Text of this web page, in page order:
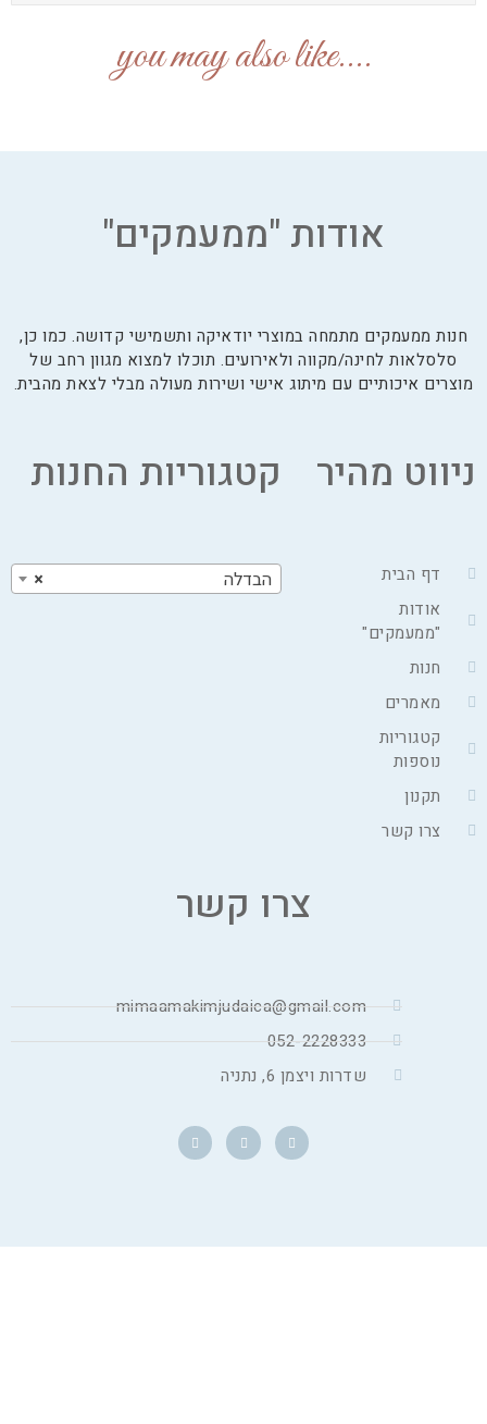
....you may also like
אודות "ממעמקים"
חנות ממעמקים מתמחה במוצרי יודאיקה ותשמישי קדושה. כמו כן,
סלסלאות לחינה/מקווה ולאירועים. תוכלו למצוא מגוון רחב של
מוצרים איכותיים עם מיתוג אישי ושירות מעולה מבלי לצאת מהבית.
ניווט מהיר
דף הבית
אודות
"ממעמקים"
חנות
מאמרים
קטגוריות
נוספות
תקנון
צרו קשר
קטגוריות החנות
× הבדלה
צרו קשר
mimaamakimjudaica@gmail.com
052-2228333
שדרות ויצמן 6, נתניה